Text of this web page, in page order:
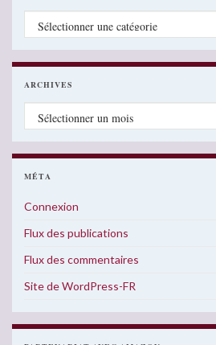
Catégories
ARCHIVES
Archives
MÉTA
Connexion
Flux des publications
Flux des commentaires
Site de WordPress-FR